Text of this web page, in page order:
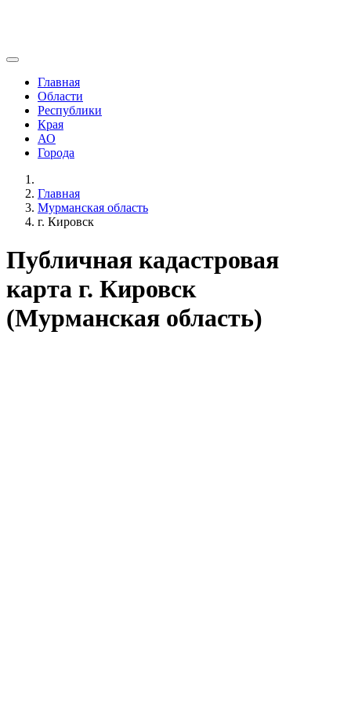
Главная
Области
Республики
Края
АО
Города
Главная
Мурманская область
г. Кировск
Публичная кадастровая
карта г. Кировск
(Мурманская область)